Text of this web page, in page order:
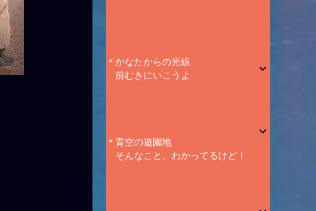
＊かなたからの光線
前むきにいこうよ
＊青空の遊園地
そんなこと、わかってるけど！